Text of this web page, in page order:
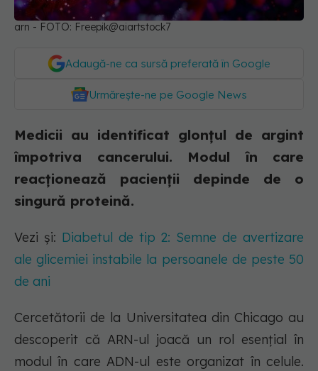
arn - FOTO: Freepik@aiartstock7
Adaugă-ne ca sursă preferată în Google
Urmărește-ne pe Google News
Medicii au identificat glonțul de argint
împotriva cancerului. Modul în care
reacționează pacienții depinde de o
singură proteină.
Vezi și: Diabetul de tip 2: Semne de avertizare
ale glicemiei instabile la persoanele de peste 50
de ani
Cercetătorii de la Universitatea din Chicago au
descoperit că ARN-ul joacă un rol esențial în
modul în care ADN-ul este organizat în celule.